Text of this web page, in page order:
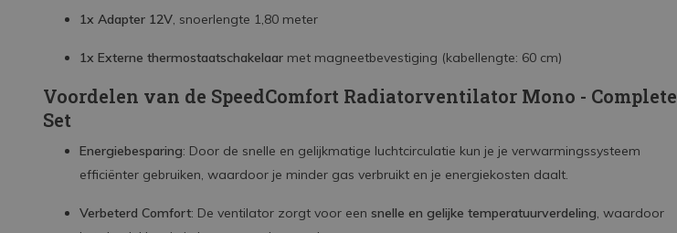
1x Adapter 12V, snoerlengte 1,80 meter
1x Externe thermostaatschakelaar met magneetbevestiging (kabellengte: 60 cm)
Voordelen van de SpeedComfort Radiatorventilator Mono - Complete
Set
Energiebesparing: Door de snelle en gelijkmatige luchtcirculatie kun je je verwarmingssysteem
efficiënter gebruiken, waardoor je minder gas verbruikt en je energiekosten daalt.
Verbeterd Comfort: De ventilator zorgt voor een snelle en gelijke temperatuurverdeling, waardoor